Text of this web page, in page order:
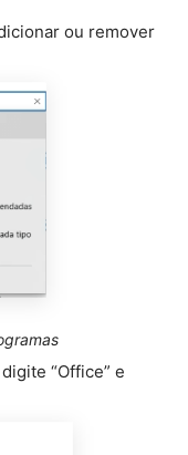
ou remover
“Office” e